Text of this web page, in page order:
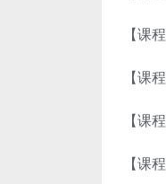
【课
【课
【课
【课